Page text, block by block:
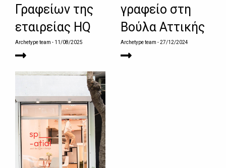
Γραφείων της
εταιρείας HQ
Archetype team - 11/08/2025
γραφείο στη
Βούλα Αττικής
Archetype team - 27/12/2024